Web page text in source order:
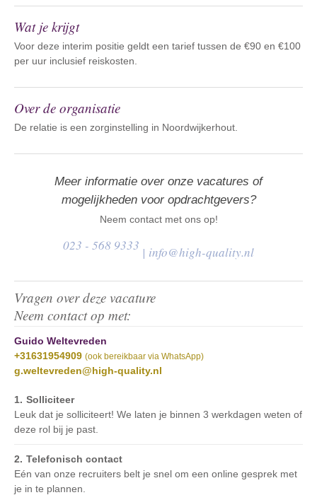
Vragen over deze vacature
Neem contact op met:
Guido Weltevreden
+31631954909 (ook bereikbaar via WhatsApp)
g.weltevreden@high-quality.nl
Solliciteer
Leuk dat je solliciteert! We laten je binnen 3 werkdagen weten of
deze rol bij je past.
Telefonisch contact
Eén van onze recruiters belt je snel om een online gesprek met
je in te plannen.
Wat je krijgt
Voor deze interim positie geldt een tarief tussen de €90 en €100
per uur inclusief reiskosten.
Over de organisatie
De relatie is een zorginstelling in Noordwijkerhout.
Meer informatie over onze vacatures of
mogelijkheden voor opdrachtgevers?
Neem contact met ons op!
023 - 568 9333 | info@high-quality.nl